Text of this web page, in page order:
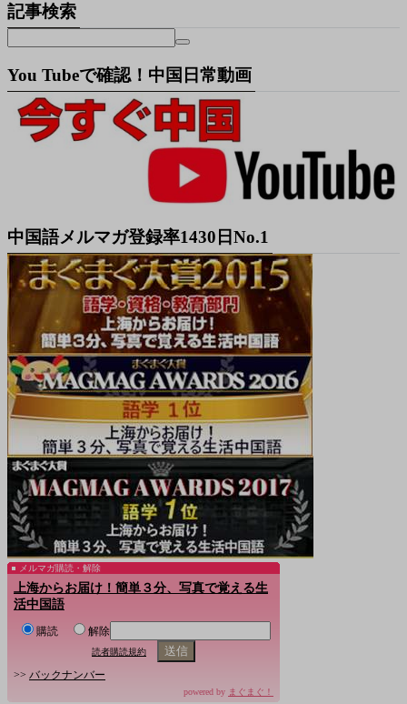
記事検索
You Tubeで確認！中国日常動画
中国語メルマガ登録率1430日No.1
メルマガ購読・解除
上海からお届け！簡単３分、写真で覚える生
活中国語
購読 解除
読者購読規約
>> バックナンバー
powered by まぐまぐ！